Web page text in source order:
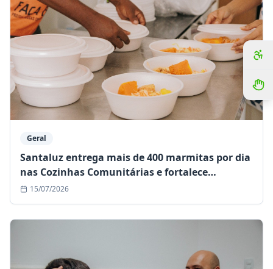
Geral
Santaluz entrega mais de 400 marmitas por dia
nas Cozinhas Comunitárias e fortalece
assistência às famílias em situação de
vulnerabilidade
15/07/2026